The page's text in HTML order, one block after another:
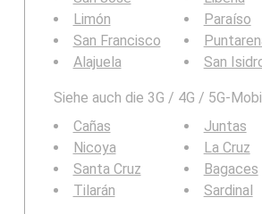
Limón
San Francisco
Alajuela
Paraíso
San
Siehe auch die 3G / 4G / 5G-
Cañas
Nicoya
Santa Cruz
Tilarán
Juntas
La Cruz
Bagaces
Sardinal